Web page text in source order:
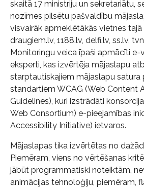
skaitā 17 ministriju un sekretariātu,
nozīmes pilsētu pašvaldību
visvairāk apmeklētākās vietnes tajā
draugiem.lv, 1188.lv, delfi.lv, ss.lv,
Monitoringu veica īpaši apmācīti e-
eksperti, kas izvērtēja mājaslapu
starptautiskajiem mājaslapu satura
standartiem WCAG (Web Content
Guidelines), kuri izstrādāti
Web Consortium) e-pieejamības
Accessibility Initiative) ietvaros.
Mājaslapas tika izvērtētas no
Piemēram, viens no vērtēšanas
jābūt programmatiski noteiktām,
animācijas tehnoloģiju, piemēram,